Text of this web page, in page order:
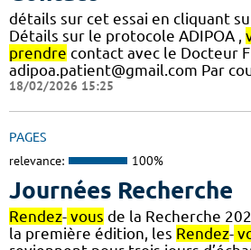
détails sur cet essai en cliquant
Détails sur le protocole ADIPOA ,
prendre contact avec le Docteur
adipoa.patient@gmail.com Par
18/02/2026 15:25
PAGES
relevance: 100%
Journées Recherche
Rendez- vous de la Recherche
la première édition, les Rendez-